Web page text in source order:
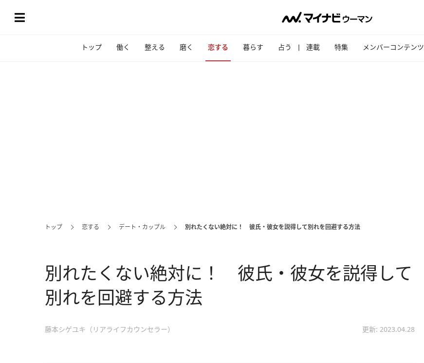
トップ 働く 整える 磨く 恋する 暮らす 占う 連載 特集 メンバーコンテンツ
トップ 恋する デート・カップル 別れたくない絶対に！ 彼氏・彼女を説得して別れを回避する方法
別れたくない絶対に！ 彼氏・彼女を説得して
別れを回避する方法
藤本シゲユキ（リアライフカウンセラー） 更新: 2023.04.28